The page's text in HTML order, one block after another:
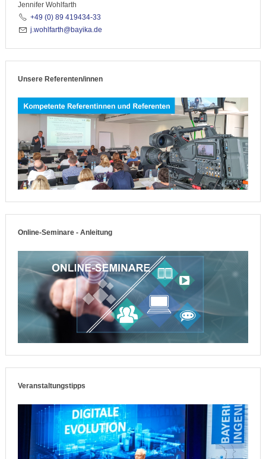
Jennifer Wohlfarth
+49 (0) 89 419434-33
j w hlf rth b y k d
Unsere Referenten/innen
Online-Seminare - Anleitung
Veranstaltungstipps